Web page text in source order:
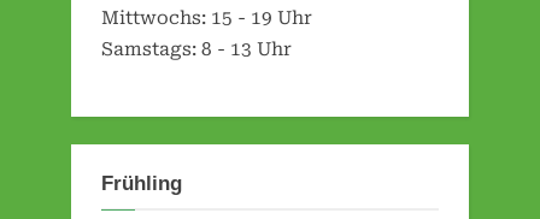
e
n
.
Mittwochs: 15 - 19 Uhr
Samstags: 8 - 13 Uhr
Frühling